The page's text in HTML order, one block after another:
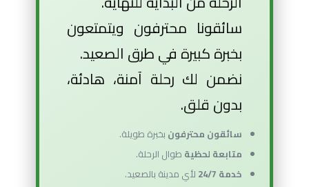
سائقونا محترفون ويتمتعون
بخبرة كبيرة في طرق الصعيد.
نضمن لك رحلة آمنة، هادئة،
بدون قلق.
سائقون محترفون بخبرة طويلة.
متابعة لحظية طوال الرحلة.
خدمة 24/7
لأي مدينة بالصعيد.